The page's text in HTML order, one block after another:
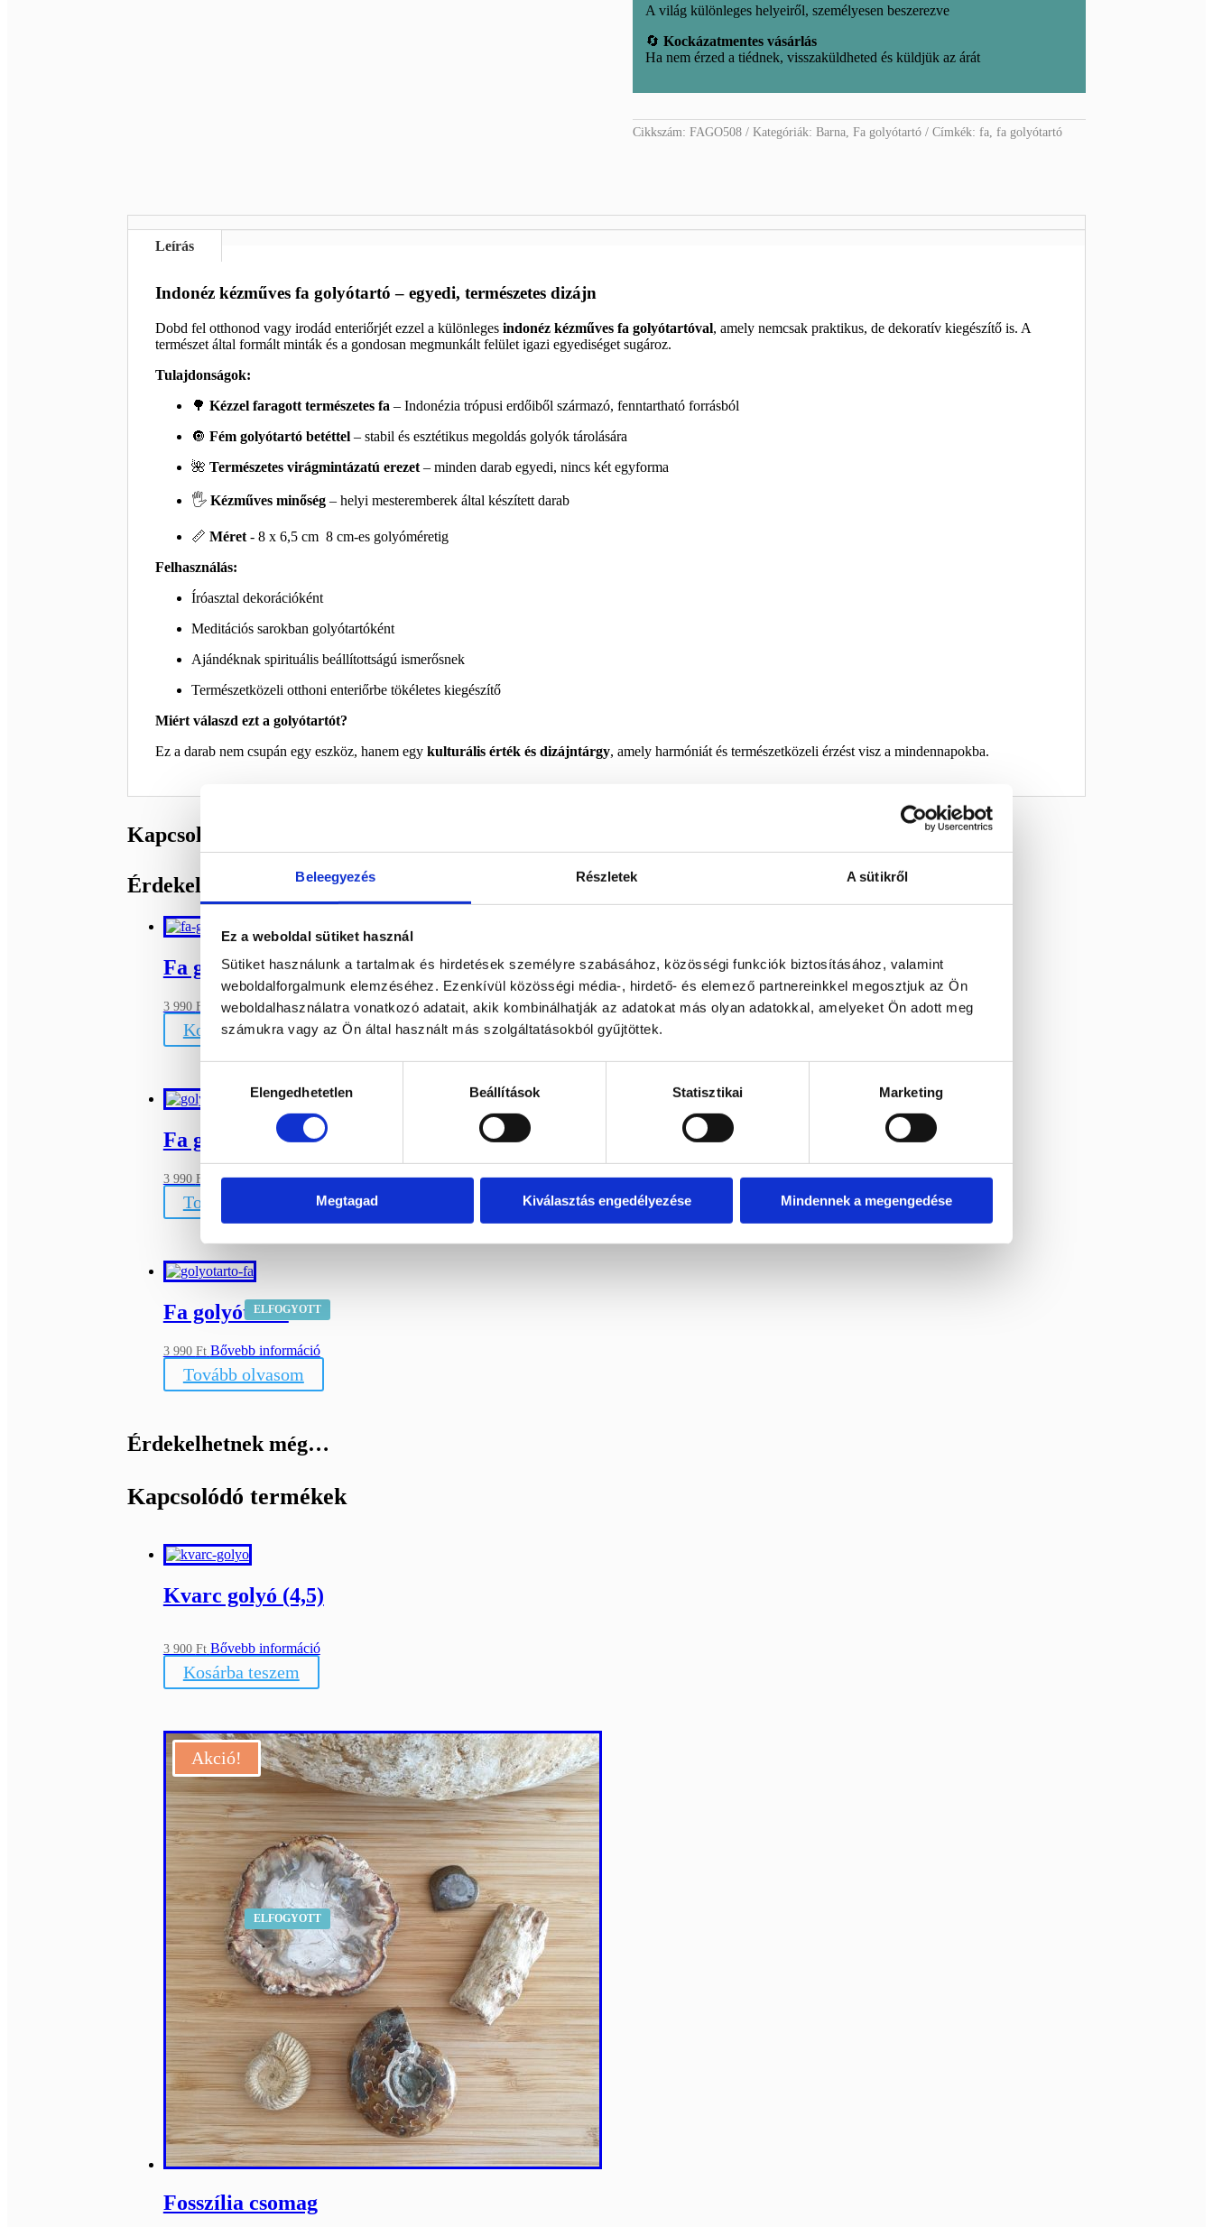
Beleegyezés Részletek A sütikről
Ez a weboldal sütiket használ
Sütiket használunk a tartalmak és hirdetések személyre szabásához, közösségi funkciók biztosításához, valamint
weboldalforgalmunk elemzéséhez. Ezenkívül közösségi média-, hirdető- és elemező partnereinkkel megosztjuk az Ön
weboldalhasználatra vonatkozó adatait, akik kombinálhatják az adatokat más olyan adatokkal, amelyeket Ön adott meg
számukra vagy az Ön által használt más szolgáltatásokból gyűjtöttek.
kiválasztásaElengedhetetlen Beállítások Statisztikai Marketing
Megtagad Kiválasztás engedélyezése Mindennek a megengedése
A világ különleges helyeiről, személyesen beszerezve
🔄Kockázatmentes vásárlás
Ha nem érzed a tiédnek, visszaküldheted és küldjük az árát
Cikkszám:FAGO508 Kategóriák:Barna,Fa golyótartó Címkék:fa,fa golyótartó
Leírás
Indonéz kézműves fa golyótartó – egyedi, természetes dizájn
Dobd fel otthonod vagy irodád enteriőrjét ezzel a különleges indonéz kézműves fa golyótartóval, amely nemcsak praktikus, de dekoratív kiegészítő is. A
természet által formált minták és a gondosan megmunkált felület igazi egyediséget sugároz.
Tulajdonságok:
🌳 Kézzel faragott természetes fa – Indonézia trópusi erdőiből származó, fenntartható forrásból
🔘 Fém golyótartó betéttel– stabil és esztétikus megoldás golyók tárolására
🌺 Természetes virágmintázatú erezet– minden darab egyedi, nincs két egyforma
🖐️ Kézműves minőség– helyi mesteremberek által készített darab
📏 Méret - 8 x 6,5 cm 8 cm-es golyóméretig
Felhasználás:
Íróasztal dekorációként
Meditációs sarokban golyótartóként
Ajándéknak spirituális beállítottságú ismerősnek
Természetközeli otthoni enteriőrbe tökéletes kiegészítő
Miért válaszd ezt a golyótartót?
Ez a darab nem csupán egy eszköz, hanem egy kulturális érték és dizájntárgy, amely harmóniát és természetközeli érzést visz a mindennapokba.
Kapcsolódó termékek
Érdekelhetnek még…
Fa golyótartó
3 990 Ft Bővebb információ
Kosárba teszem
ELFOGYOTT
Fa golyótartó
3 990 Ft Bővebb információ
Tovább olvasom
ELFOGYOTT
Fa golyótartó
3 990 Ft Bővebb információ
Tovább olvasom
Érdekelhetnek még…
Kapcsolódó termékek
Kvarc golyó (4,5)
3 900 Ft Bővebb információ
Kosárba teszem
ELFOGYOTT
Akció!
Fosszília csomag